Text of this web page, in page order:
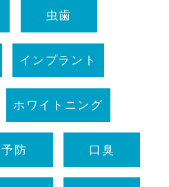
虫歯
インプラント
ホワイトニング
予防 口臭